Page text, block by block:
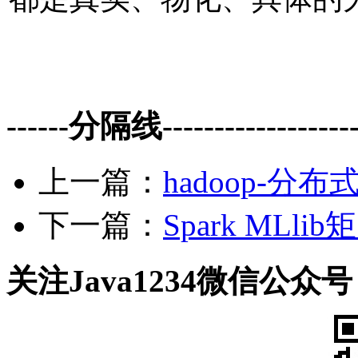
------分隔线
上一篇： hadoop-分布
下一篇： Spark MLlib
关注Java1234微信公众号